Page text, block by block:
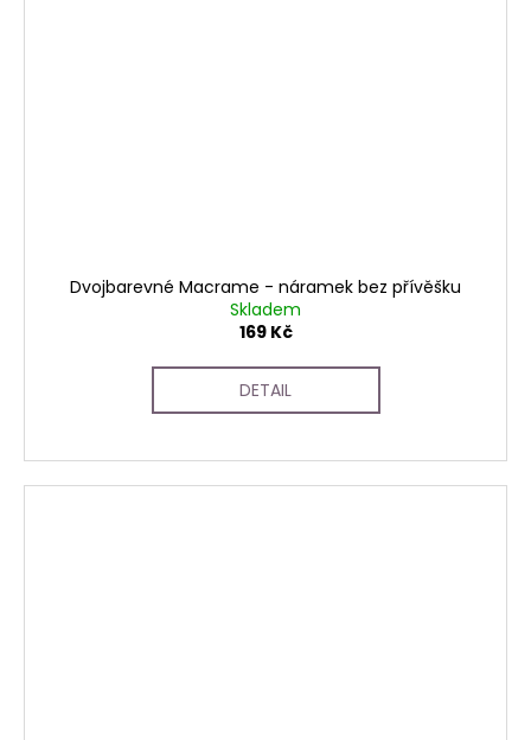
Dvojbarevné Macrame - náramek bez přívěšku
Skladem
169 Kč
DETAIL